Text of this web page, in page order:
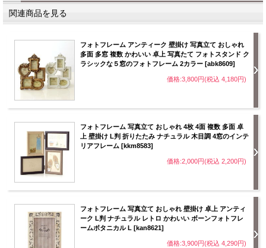
関連商品を見る
フォトフレーム アンティーク 壁掛け 写真立て おしゃれ
多面 多窓 複数 かわいい 卓上 写真たて フォトスタンド ク
ラシックな５窓のフォトフレーム 2カラー [abk8609]
価格:3,800円(税込 4,180円)
フォトフレーム 写真立て おしゃれ 4枚 4面 複数 多面 卓
上 壁掛け L判 折りたたみ ナチュラル 木目調 4窓のインテ
リアフレーム [kkm8583]
価格:2,000円(税込 2,200円)
フォトフレーム 写真立て おしゃれ 壁掛け 卓上 アンティ
ーク L判 ナチュラル レトロ かわいい ボーンフォトフレ
ームボタニカル L [kan8621]
価格:3,900円(税込 4,290円)